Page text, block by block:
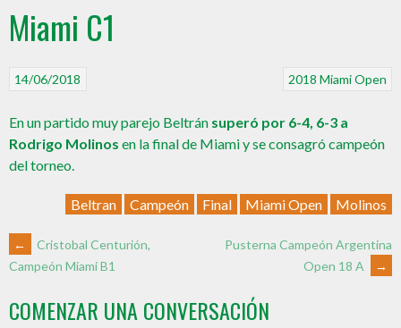
Miami C1
2018 Miami Open
14/06/2018
En un partido muy parejo Beltrán superó por 6-4, 6-3 a
Rodrigo Molinos en la final de Miami y se consagró campeón
del torneo.
Beltran Campeón Final Miami Open Molinos
←
Cristobal Centurión,
Campeón Miami B1
Pusterna Campeón Argentina
Open 18 A
→
COMENZAR UNA CONVERSACIÓN